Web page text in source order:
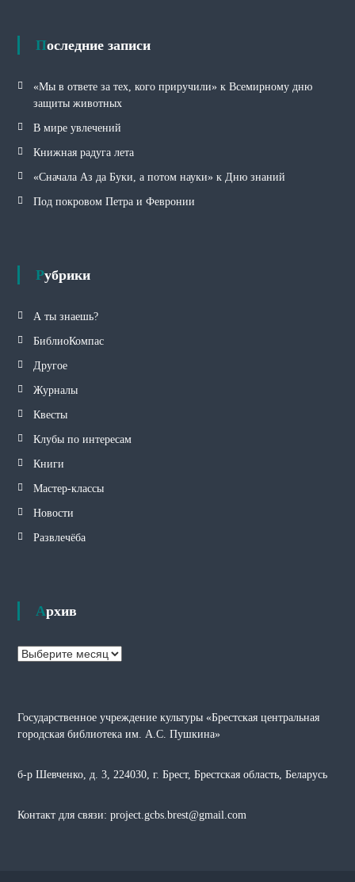
Последние записи
«Мы в ответе за тех, кого приручили» к Всемирному дню
защиты животных
В мире увлечений
Книжная радуга лета
«Сначала Аз да Буки, а потом науки» к Дню знаний
Под покровом Петра и Февронии
Рубрики
А ты знаешь?
БиблиоКомпас
Другое
Журналы
Квесты
Клубы по интересам
Книги
Мастер-классы
Новости
Развлечёба
Архив
А
в
Государственное учреждение культуры «Брестская центральная
городская библиотека им. А.С. Пушкина»
б-р Шевченко, д. 3, 224030, г. Брест, Брестская область, Беларусь
Контакт для связи: project.gcbs.brest@gmail.com